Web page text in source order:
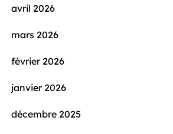
avril 2026
mars 2026
février 2026
janvier 2026
décembre 2025